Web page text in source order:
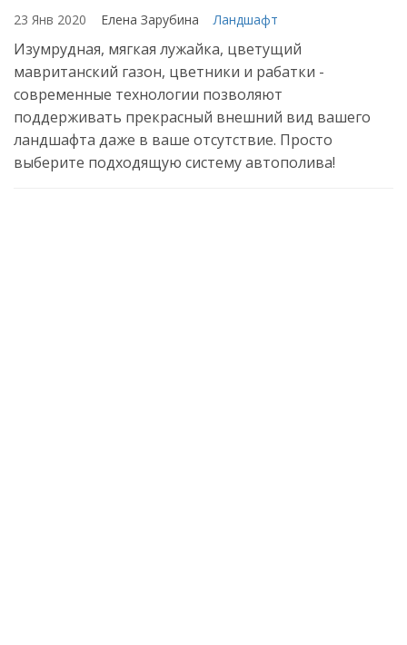
23 Янв 2020 Елена Зарубина Ландшафт
Изумрудная, мягкая лужайка, цветущий
мавританский газон, цветники и рабатки -
современные технологии позволяют
поддерживать прекрасный внешний вид вашего
ландшафта даже в ваше отсутствие. Просто
выберите подходящую систему автополива!